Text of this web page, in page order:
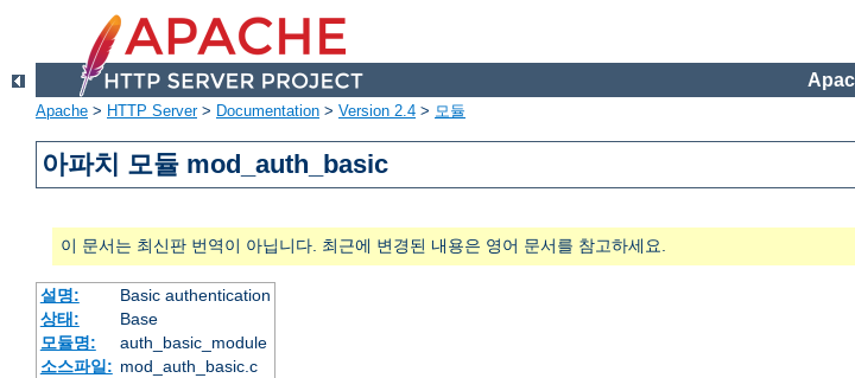
Apache > HTTP Server> Documentation > Version 2.4 > 모듈
아파치 모듈 mod_auth_basic
이 문서는 최신판 번역이 아닙니다. 최근에 변경된 내용은 영어 문서를 참고하세요.
설명:
Basic authentication
상태:
Base
모듈명:
auth_basic_module
소스파일: mod_auth_basic.c